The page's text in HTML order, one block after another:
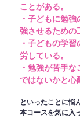
ことがある。
・子どもに勉
強させるための
・子どもの学
労している。
・勉強が苦手
ではないかと心
といったことに悩
本コースを気に入